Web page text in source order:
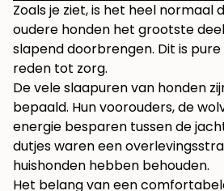
Zoals je ziet, is het heel normaal
oudere honden het grootste
slapend doorbrengen. Dit is
reden tot zorg.
De vele slaapuren van honden
bepaald. Hun voorouders, de
energie besparen tussen de
dutjes waren een
huishonden hebben behouden.
Het belang van een